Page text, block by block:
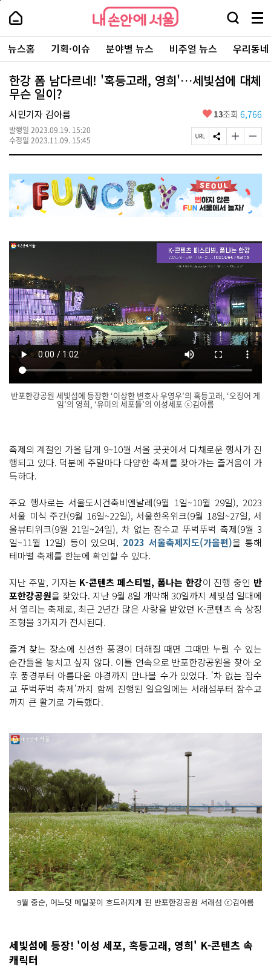
본
로
가
내
손
안
에
서
울
-
서
울
시
대
표
소
통
포
내
손
에
울
검
창
열
기
메
뉴
전
체
보
기
주
요
서
뉴스홈 기획·이슈 분야별 뉴스 비주얼 뉴스 우리동
한강 폼 남다르네! '혹등고래, 영희'…세빛섬에 대체
무슨 일이?
시민기자 김아름
발행일 2023.09.19. 15:20
수정일 2023.11.09. 15:45
좋
요
13조회 6,766
페
이
U
R
L
복
사
S
N
공
유
하
기
글
자
기
크
게
변
경
글
자
기
변
경
반포한강공원 세빛섬에 등장한 ‘이상한 변호사 우영우’의 혹등고래, ‘오징어 게
임’의 영희, ‘유미의 세포들’의 이성세포 ⓒ김아름
축제의 계절인 가을 답게 9~10월 서울 곳곳에서 다채로운 행사가 진
행되고 있다. 덕분에 주말마다 다양한 축제를 찾아가는 즐거움이 가
득하다.
주요 행사로는 서울도시건축비엔날레(9월 1일~10월 29일), 2023
서울 미식 주간(9월 16일~22일), 서울한옥위크(9월 18일~27일, 서
울뷰티위크(9월 21일~24일), 차 없는 잠수교 뚜벅뚜벅 축제(9월 3
일~11월 12일) 등이 있으며, 2023 서울축제지도(가을편)을 통해
테마별 축제를 한눈에 확인할 수 있다.
지난 주말, 기자는 K-콘텐츠 페스티벌, 폼나는 한강이 진행 중인 반
포한강공원을 찾았다. 지난 9월 8일 개막해 30일까지 세빛섬 일대에
서 열리는 축제로, 최근 2년간 많은 사랑을 받았던 K-콘텐츠 속 상징
조형물 3가지가 전시된다.
즐겨 찾는 장소에 신선한 풍경이 더해질 때면 그때만 누릴 수 있는
순간들을 놓치고 싶지 않다. 이틀 연속으로 반포한강공원을 찾아 오
후 풍경부터 아름다운 야경까지 만나볼 수가 있었다. '차 없는 잠수
교 뚜벅뚜벅 축제'까지 함께 진행된 일요일에는 서래섬부터 잠수교
까지 큰 활기로 가득했다.
9월 중순, 어느덧 메밀꽃이 흐드러지게 핀 반포한강공원 서래섬 ⓒ김아름
세빛섬에 등장! '이성 세포, 혹등고래, 영희' K-콘텐츠 속
캐릭터
페
상
단
로